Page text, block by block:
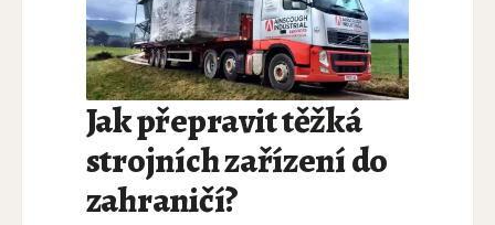
Jak přepravit těžká
strojních zařízení do
zahraničí?